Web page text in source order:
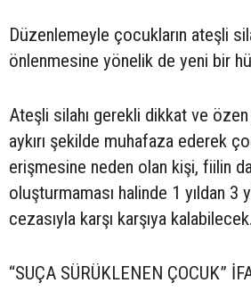
Düzenlemeyle çocukların ateşli
önlenmesine yönelik de yeni bir
Ateşli silahı gerekli dikkat ve
aykırı şekilde muhafaza ederek
erişmesine neden olan kişi, fiilin
oluşturmaması halinde 1 yıldan 3
cezasıyla karşı karşıya kalabilecek.
“SUÇA SÜRÜKLENEN ÇOCUK”